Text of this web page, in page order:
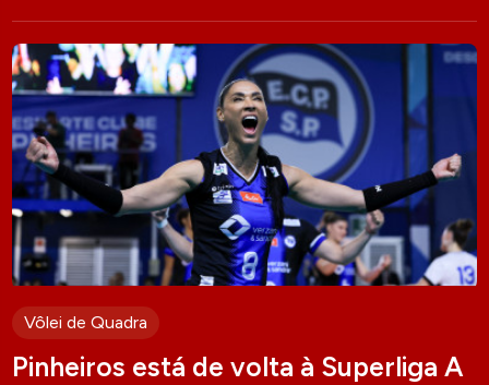
Vôlei de Quadra
Pinheiros está de volta à Superliga A